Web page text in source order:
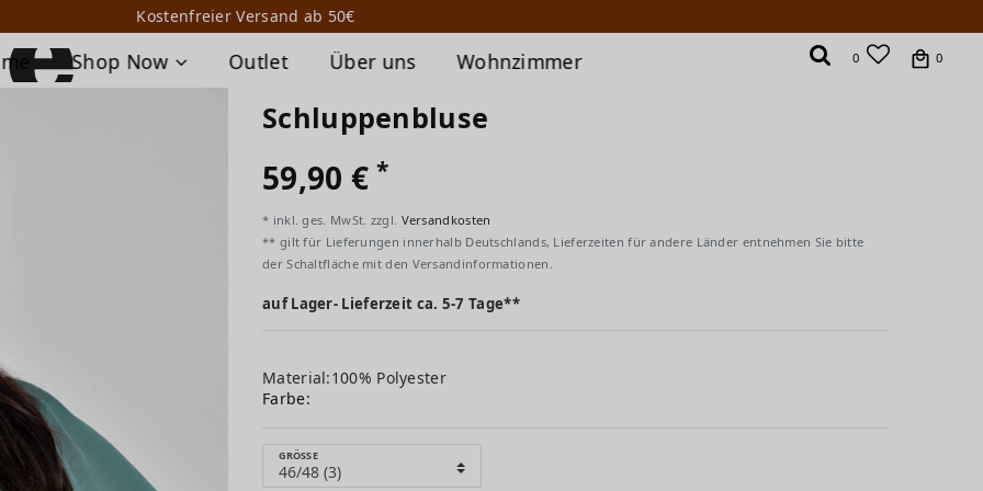
Kostenfreier Versand ab 50€
Shop Now Outlet Über uns Wohnzimmer 0 0
Schluppenbluse
59,90 €*
* inkl. ges. MwSt. zzgl. Versandkosten
** gilt für Lieferungen innerhalb Deutschlands, Lieferzeiten für andere Länder entnehmen Sie bitte
der Schaltfläche mit den Versandinformationen.
auf Lager- Lieferzeit ca. 5-7 Tage**
Material:100% Polyester
Farbe:
GRÖSSE